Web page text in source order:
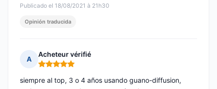
Publicado el 18/08/2021 à 21h30
Opinión traducida
A
Acheteur vérifié
Nota: 5 de 5
siempre al top, 3 o 4 años usando guano-diffusion,